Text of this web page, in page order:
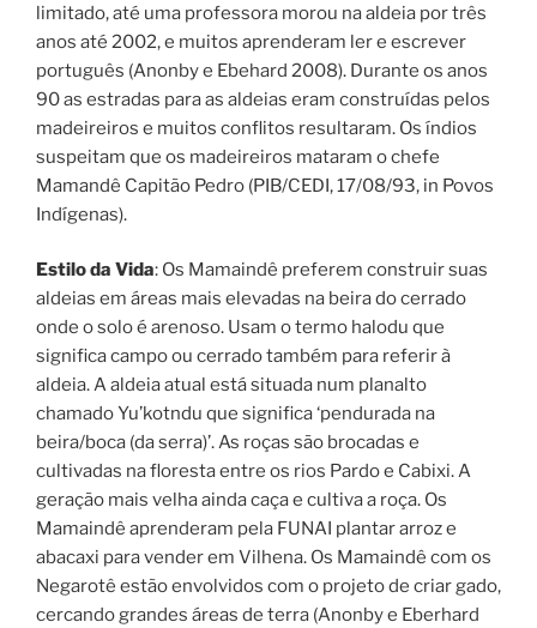
limitado, até uma professora morou na aldeia por três
anos até 2002, e muitos aprenderam ler e escrever
português (Anonby e Ebehard 2008). Durante os anos
90 as estradas para as aldeias eram construídas pelos
madeireiros e muitos conflitos resultaram. Os índios
suspeitam que os madeireiros mataram o chefe
Mamandê Capitão Pedro (PIB/CEDI, 17/08/93, in Povos
Indígenas).
Estilo da Vida: Os Mamaindê preferem construir suas
aldeias em áreas mais elevadas na beira do cerrado
onde o solo é arenoso. Usam o termo halodu que
significa campo ou cerrado também para referir à
aldeia. A aldeia atual está situada num planalto
chamado Yu’kotndu que significa ‘pendurada na
beira/boca (da serra)’. As roças são brocadas e
cultivadas na floresta entre os rios Pardo e Cabixi. A
geração mais velha ainda caça e cultiva a roça. Os
Mamaindê aprenderam pela FUNAI plantar arroz e
abacaxi para vender em Vilhena. Os Mamaindê com os
Negarotê estão envolvidos com o projeto de criar gado,
cercando grandes áreas de terra (Anonby e Eberhard